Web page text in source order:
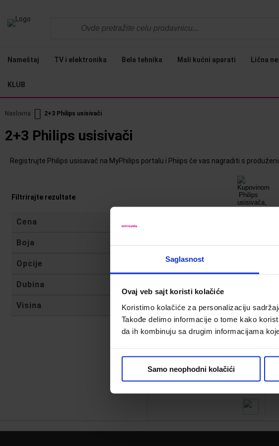
Saglasnost
Ovaj veb sajt koristi kolačiće
Koristimo kolačiće za personalizaciju
Takođe delimo informacije o tome kako
da ih kombinuju sa drugim informacijama
Samo neophodni kolačići
Nameštaj TV i elektronika Bela tehnika Mali kućni aparati Lična
KLUB
Naslovna 2+3 Philips usisivači
2+3 Philips usisivači
Registrujte Philips usisavač na MyPhilips portalu i Phiips će vas nagraditi s
Filtrirajte rezultate
Cena
Boja
Opcije
Dubina
Visina
Kod:609839
18,999.00 din.